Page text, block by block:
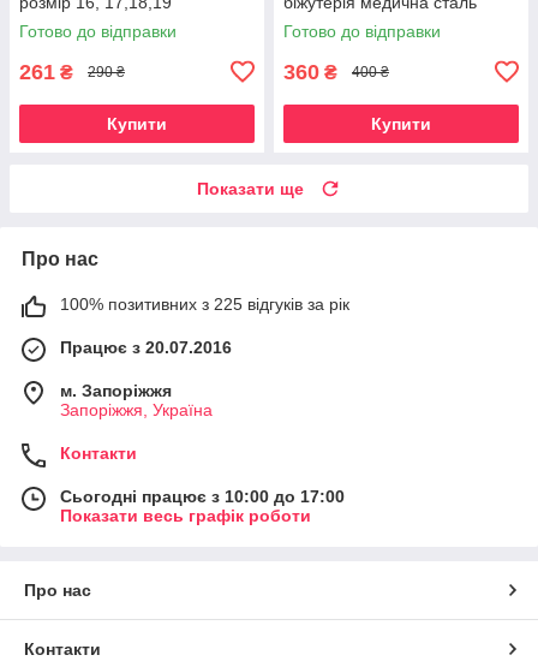
Готово до відправки
261 ₴ 290 ₴
Купити
колір срібло
Готово до відправки
360 ₴ 400 ₴
Купити
Показати ще
Про нас
100% позитивних з 225 відгуків за рік
Працює з 20.07.2016
м. Запоріжжя
Запоріжжя, Україна
Контакти
Сьогодні працює з 10:00 до 17:00
Показати весь графік роботи
Про нас
Контакти